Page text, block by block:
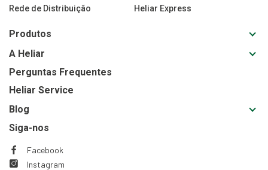
Rede de Distribuição
Heliar Express
Produtos
A Heliar
Perguntas Frequentes
Heliar Service
Blog
Siga-nos
Facebook
This
link
This
link
Instagram